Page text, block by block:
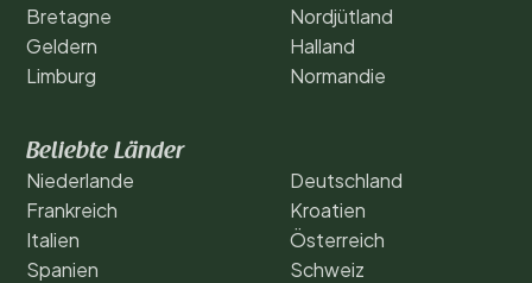
Bretagne
Geldern
Limburg
Nordjütland
Halland
Normandie
Beliebte Länder
Niederlande
Frankreich
Italien
Spanien
Deutschland
Kroatien
Österreich
Schweiz